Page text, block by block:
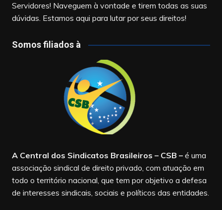
Servidores! Naveguem à vontade e tirem todas as suas
dúvidas. Estamos aqui para lutar por seus direitos!
Somos filiados à
A Central dos Sindicatos Brasileiros – CSB –é uma
associação sindical de direito privado, com atuação em
todo o território nacional, que tem por objetivo a defesa
de interesses sindicais, sociais e políticos das entidades.